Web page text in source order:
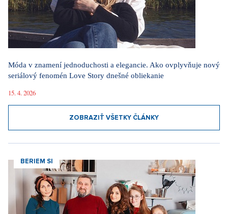
Móda v znamení jednoduchosti a elegancie. Ako ovplyvňuje nový
seriálový fenomén Love Story dnešné obliekanie
15. 4. 2026
ZOBRAZIŤ VŠETKY ČLÁNKY
BERIEM SI